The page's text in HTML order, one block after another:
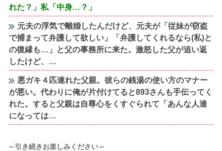
れた？」私「中身…？」
元夫の浮気で離婚したんだけど、元夫が「従妹が窃盗
で捕まって弁護して欲しい」「弁護してくれるなら(私)と
の復縁も…」と父の事務所に来た。激怒した父が追い返
したけど、…
悪ガキ４匹連れた父親。彼らの銭湯の使い方のマナー
が悪い。代わりに俺が片付けてると893さんも手伝ってく
れた。すると父親は自尊心をくすぐられて「あんな人達
になっては…
～引き続きお楽しみください～